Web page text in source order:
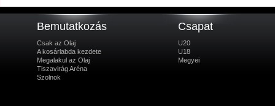
Bemutatkozás
Csak az Olaj
A kosárlabda kezdete
Megalakul az Olaj
Tiszavirág Aréna
Szolnok
Csapat
U20
U18
Megyei